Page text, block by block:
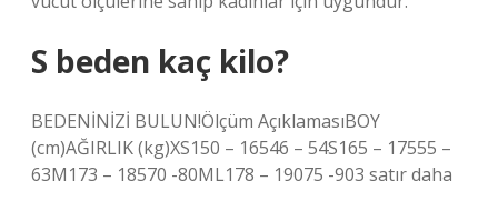
S beden kaç kilo?
BEDENİNİZİ BULUN!Ölçüm AçıklamasıBOY
(cm)AĞIRLIK (kg)XS150 – 16546 – 54S165 – 17555 –
63M173 – 18570 -80ML178 – 19075 -903 satır daha